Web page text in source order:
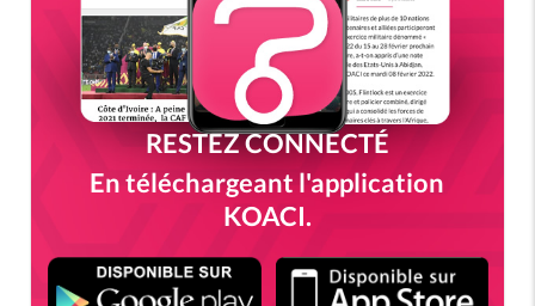
RESTEZ CONNECTÉ
En téléchargeant l'application
KOACI.